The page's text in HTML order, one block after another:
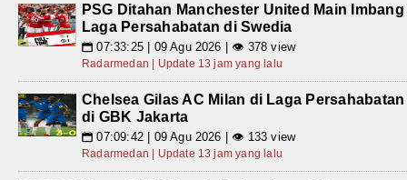
PSG Ditahan Manchester United Main Imbang
Laga Persahabatan di Swedia
📅 07:33:25 | 09 Agu 2026 | 👁 378 view
Radarmedan | Update 13 jam yang lalu
Chelsea Gilas AC Milan di Laga Persahabatan
di GBK Jakarta
📅 07:09:42 | 09 Agu 2026 | 👁 133 view
Radarmedan | Update 13 jam yang lalu